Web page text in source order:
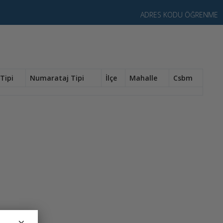
ADRES KODU ÖĞRENME
Numarataj Tipi İlçe Mahalle Csbm